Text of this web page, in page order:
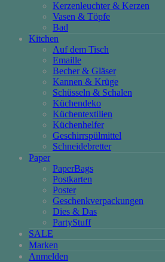
Kerzenleuchter & Kerzen
Vasen & Töpfe
Bad
Kitchen
Auf dem Tisch
Emaille
Becher & Gläser
Kannen & Krüge
Schüsseln & Schalen
Küchendeko
Küchentextilien
Küchenhelfer
Geschirrspülmittel
Schneidebretter
Paper
PaperBags
Postkarten
Poster
Geschenkverpackungen
Dies & Das
PartyStuff
SALE
Marken
Anmelden